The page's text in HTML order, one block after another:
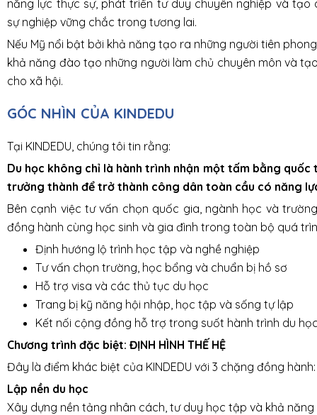
năng lực thực sự, phát triển tư duy chuyên nghiệp và tạo
sự nghiệp vững chắc trong tương lai.
Nếu Mỹ nổi bật bởi khả năng tạo ra những người tiên
khả năng đào tạo những người làm chủ chuyên môn và
cho xã hội.
GÓC NHÌN CỦA KINDEDU
Tại KINDEDU, chúng tôi tin rằng:
Du học không chỉ là hành trình nhận một tấm bằng quốc
trưởng thành để trở thành công dân toàn cầu có năng
Bên cạnh việc tư vấn chọn quốc gia, ngành học và trường
đồng hành cùng học sinh và gia đình trong toàn bộ quá
Định hướng lộ trình học tập và nghề nghiệp
Tư vấn chọn trường, học bổng và chuẩn bị hồ sơ
Hỗ trợ visa và các thủ tục du học
Trang bị kỹ năng hội nhập, học tập và sống tự lập
Kết nối cộng đồng hỗ trợ trong suốt hành trình du
Chương trình đặc biệt: ĐỊNH HÌNH THẾ HỆ
Đây là điểm khác biệt của KINDEDU với 3 chặng đồng hành:
Lập nền du học
Xây dựng nền tảng nhân cách, tư duy học tập và khả